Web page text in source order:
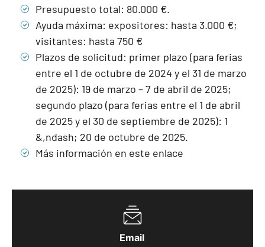
Email
Presupuesto total: 80.000 €.
Ayuda máxima: expositores: hasta 3.000 €;
visitantes: hasta 750 €
Plazos de solicitud: primer plazo (para ferias
entre el 1 de octubre de 2024 y el 31 de marzo
de 2025): 19 de marzo – 7 de abril de 2025;
segundo plazo (para ferias entre el 1 de abril
de 2025 y el 30 de septiembre de 2025): 1
&,ndash; 20 de octubre de 2025.
Más información en este enlace